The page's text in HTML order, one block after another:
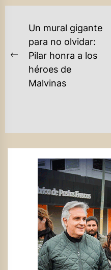
NAVEGACIÓN
ENTRADAS
Previous
post:
Un mural gigante
para no olvidar:
Pilar honra a los
héroes de
Malvinas